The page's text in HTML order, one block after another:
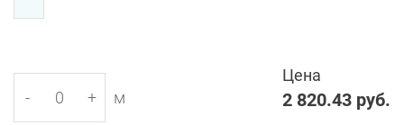
Цена
2 820.43 руб.
- + м